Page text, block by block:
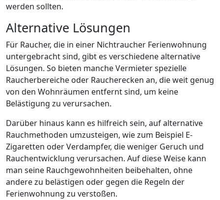
werden sollten.
Alternative Lösungen
Für Raucher, die in einer Nichtraucher Ferienwohnung
untergebracht sind, gibt es verschiedene alternative
Lösungen. So bieten manche Vermieter spezielle
Raucherbereiche oder Raucherecken an, die weit genug
von den Wohnräumen entfernt sind, um keine
Belästigung zu verursachen.
Darüber hinaus kann es hilfreich sein, auf alternative
Rauchmethoden umzusteigen, wie zum Beispiel E-
Zigaretten oder Verdampfer, die weniger Geruch und
Rauchentwicklung verursachen. Auf diese Weise kann
man seine Rauchgewohnheiten beibehalten, ohne
andere zu belästigen oder gegen die Regeln der
Ferienwohnung zu verstoßen.